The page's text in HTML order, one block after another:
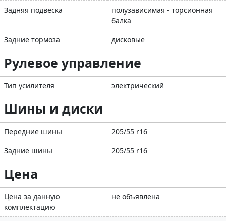
Задняя подвеска
полузависимая - торсионная
балка
Задние тормоза
дисковые
Рулевое управление
Тип усилителя электрический
Шины и диски
Передние шины
205/55 r16
Задние шины
205/55 r16
Цена
Цена за данную
комплектацию
не объявлена